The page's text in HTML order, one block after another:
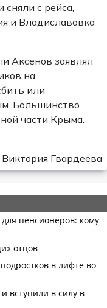
сняли с рейса,
и Владиславовка
Аксенов заявлял
на
или
Большинство
части Крыма.
Гвардеева